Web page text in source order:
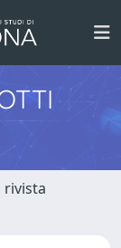
rivista